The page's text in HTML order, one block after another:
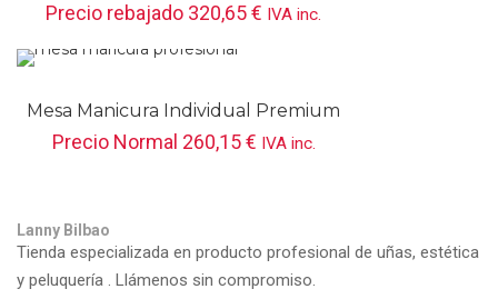
Precio rebajado 320,65€ IVA inc.
Mesa Manicura Individual Premium
28399
Precio Normal 260,15€ IVA inc.
Lanny Bilbao
Tienda especializada en producto profesional de uñas, estética
y peluquería . Llámenos sin compromiso.